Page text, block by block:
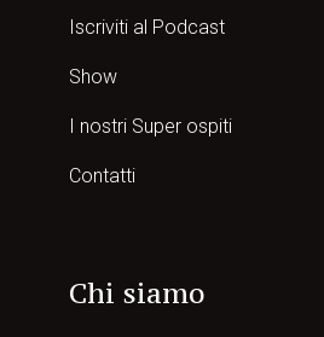
Iscriviti al Podcast
Show
I nostri Super ospiti
Contatti
Chi siamo